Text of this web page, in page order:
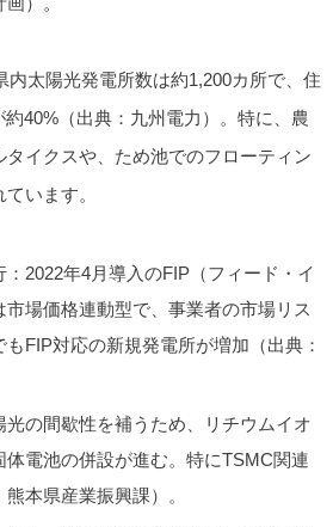
内太陽光発電所数は約1,200カ所で、住
40%（出典：九州電力）。特に、農
イクスや、ため池でのフローティン
います。
：2022年4月導入のFIP（フィード・イ
市場価格連動型で、事業者の市場リス
FIP対応の新規発電所が増加（出典：
光の間歇性を補うため、リチウムイオ
体電池の併設が進む。特にTSMC関連
本県産業振興課）。